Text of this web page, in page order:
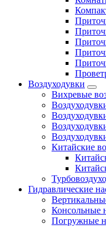
Воздуходувки
Вихревые
Китайские
Гидравлические
Консольные
Погружные